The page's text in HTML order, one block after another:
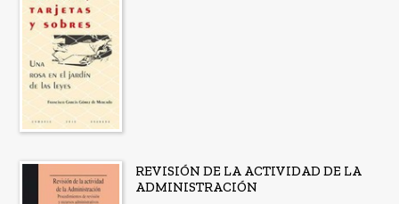
REVISIÓN DE LA ACTIVIDAD DE LA
ADMINISTRACIÓN